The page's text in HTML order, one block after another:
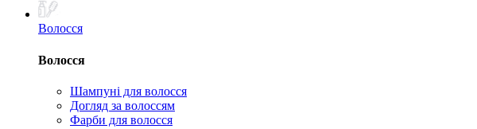
Волосся
Волосся
Шампуні для волосся
Догляд за волоссям
Фарби для волосся